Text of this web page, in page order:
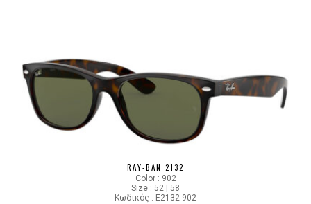
RAY-BAN 2132
Color : 902
Size : 52 | 58
Κωδικός : E2132-902